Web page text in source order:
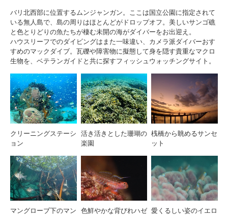
バリ北西部に位置するムンジャンガン。ここは国立公園に指定されて
いる無人島で、島の周りはほとんどがドロップオフ。美しいサンゴ礁
と色とりどりの魚たちが棲む未開の海がダイバーをお出迎え。
ハウスリーフでのダイビングはまた一味違い、カメラ派ダイバーおす
すめのマックダイブ。瓦礫や障害物に擬態して身を隠す貴重なマクロ
生物を、ベテランガイドと共に探すフィッシュウォッチングサイト。
クリーニングステーシ
ョン
活き活きとした珊瑚の
楽園
桟橋から眺めるサンセ
ット
マングローブ下のマン
色鮮やかな背びれハゼ 愛くるしい姿のイエロ